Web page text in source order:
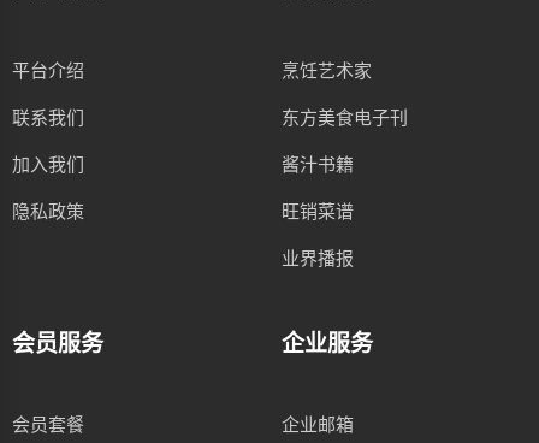
平台介绍
联系我们
加入我们
隐私政策
烹饪艺术家
东方美食电子刊
酱汁书籍
旺销菜谱
业界播报
会员服务
会员套餐
企业服务
企业邮箱